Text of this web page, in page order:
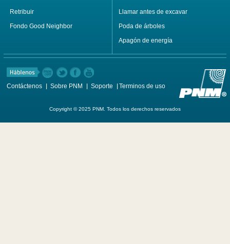
Retribuir
Fondo Good Neighbor
Llamar antes de excavar
Poda de árboles
Apagón de energía
Contáctenos Sobre PNM Soporte Terminos de uso
Copyright © 2025 PNM. Todos los derechos reservados